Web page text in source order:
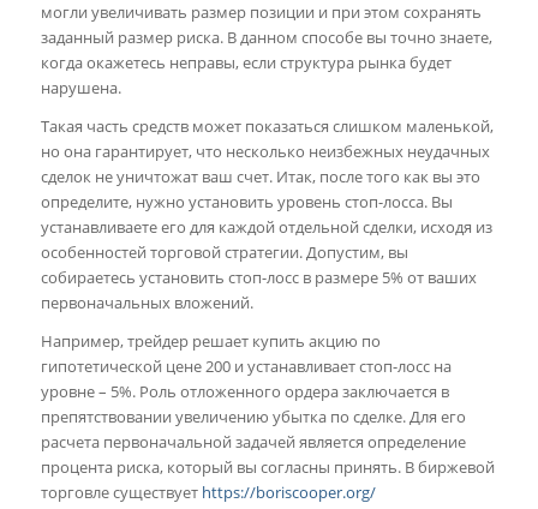
могли увеличивать размер позиции и при этом сохранять
заданный размер риска. В данном способе вы точно знаете,
когда окажетесь неправы, если структура рынка будет
нарушена.
Такая часть средств может показаться слишком маленькой,
но она гарантирует, что несколько неизбежных неудачных
сделок не уничтожат ваш счет. Итак, после того как вы это
определите, нужно установить уровень стоп-лосса. Вы
устанавливаете его для каждой отдельной сделки, исходя из
особенностей торговой стратегии. Допустим, вы
собираетесь установить стоп-лосс в размере 5% от ваших
первоначальных вложений.
Например, трейдер решает купить акцию по
гипотетической цене 200 и устанавливает стоп-лосс на
уровне – 5%. Роль отложенного ордера заключается в
препятствовании увеличению убытка по сделке. Для его
расчета первоначальной задачей является определение
процента риска, который вы согласны принять. В биржевой
торговле существует https://boriscooper.org/